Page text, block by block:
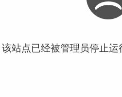
站点已经被管理员停止